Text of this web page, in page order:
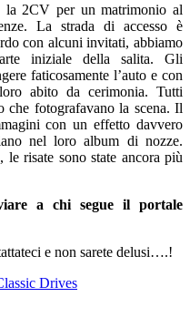
la 2CV per un matrimonio al
La strada di accesso è
con alcuni invitati, abbiamo
iniziale della salita. Gli
faticosamente l’auto e con
abito da cerimonia. Tutti
che fotografavano la scena. Il
con un effetto davvero
nel loro album di nozze.
le risate sono state ancora più
a chi segue il portale
e non sarete delusi….!
Drives